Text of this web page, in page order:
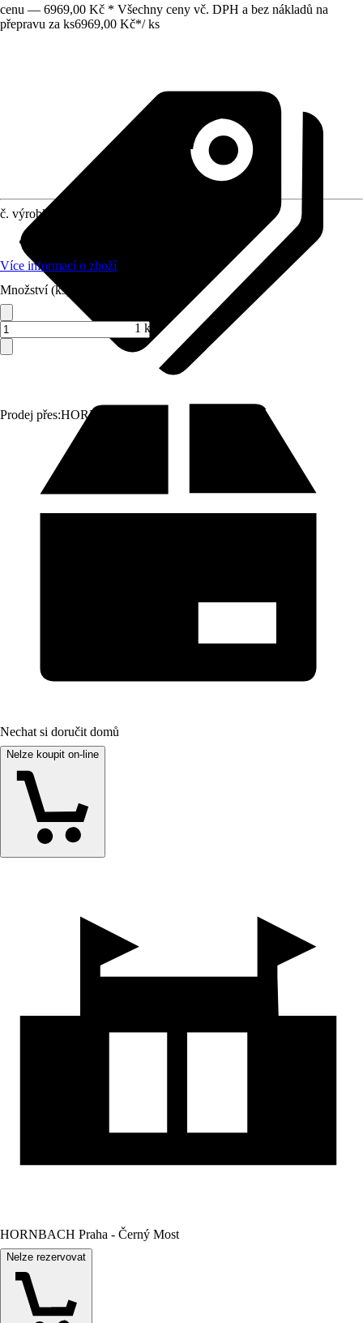
cenu — 6969,00 Kč * Všechny ceny vč. DPH a bez nákladů na
přepravu za ks6969,00 Kč*/ ks
Prodej přes:HORNBACH
č. výrobku
Více informací o zboží
Množství (ks)
1 ks
Nechat si doručit domů
Nelze koupit on-line
HORNBACH Praha - Černý Most
Nelze rezervovat